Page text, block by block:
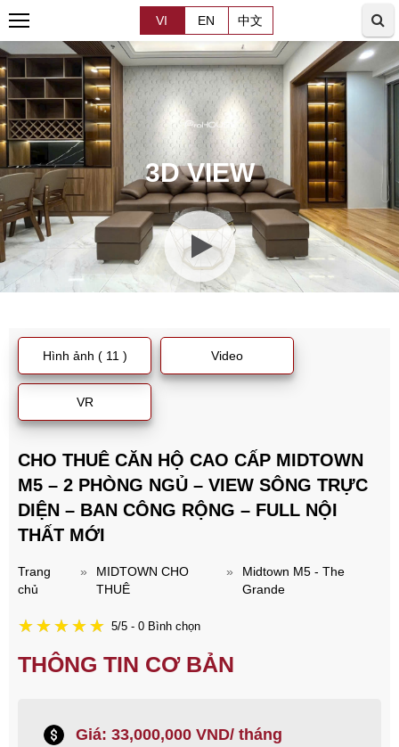
VI EN 中文
3D VIEW
Hình ảnh ( 11 ) Video
VR
CHO THUÊ CĂN HỘ CAO CẤP MIDTOWN
M5 – 2 PHÒNG NGỦ – VIEW SÔNG TRỰC
DIỆN – BAN CÔNG RỘNG – FULL NỘI
THẤT MỚI
Trang
chủ
»
MIDTOWN CHO
THUÊ
»
Midtown M5 - The
Grande
5/5 - 0 Bình chọn
THÔNG TIN CƠ BẢN
Giá: 33,000,000 VND/ tháng